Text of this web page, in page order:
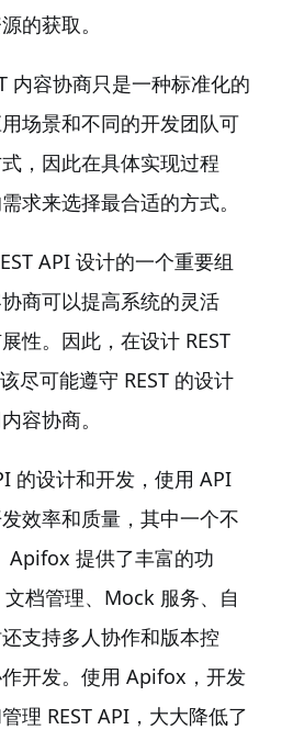
的获取。
内容协商只是一种标准化的
场景和不同的开发团队可
，因此在具体实现过程
求来选择最合适的方式。
API 设计的一个重要组
商可以提高系统的灵活
性。因此，在设计 REST
尽可能遵守 REST 的设计
容协商。
的设计和开发，使用 API
效率和质量，其中一个不
Apifox 提供了丰富的功
档管理、Mock 服务、自
支持多人协作和版本控
开发。使用 Apifox，开发
理 REST API，大大降低了